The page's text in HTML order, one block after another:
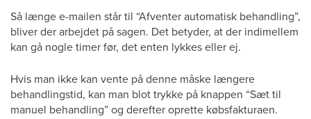
Så længe e-mailen står til “Afventer automatisk behandling”,
bliver der arbejdet på sagen. Det betyder, at der indimellem
kan gå nogle timer før, det enten lykkes eller ej.
Hvis man ikke kan vente på denne måske længere
behandlingstid, kan man blot trykke på knappen “Sæt til
manuel behandling” og derefter oprette købsfakturaen.